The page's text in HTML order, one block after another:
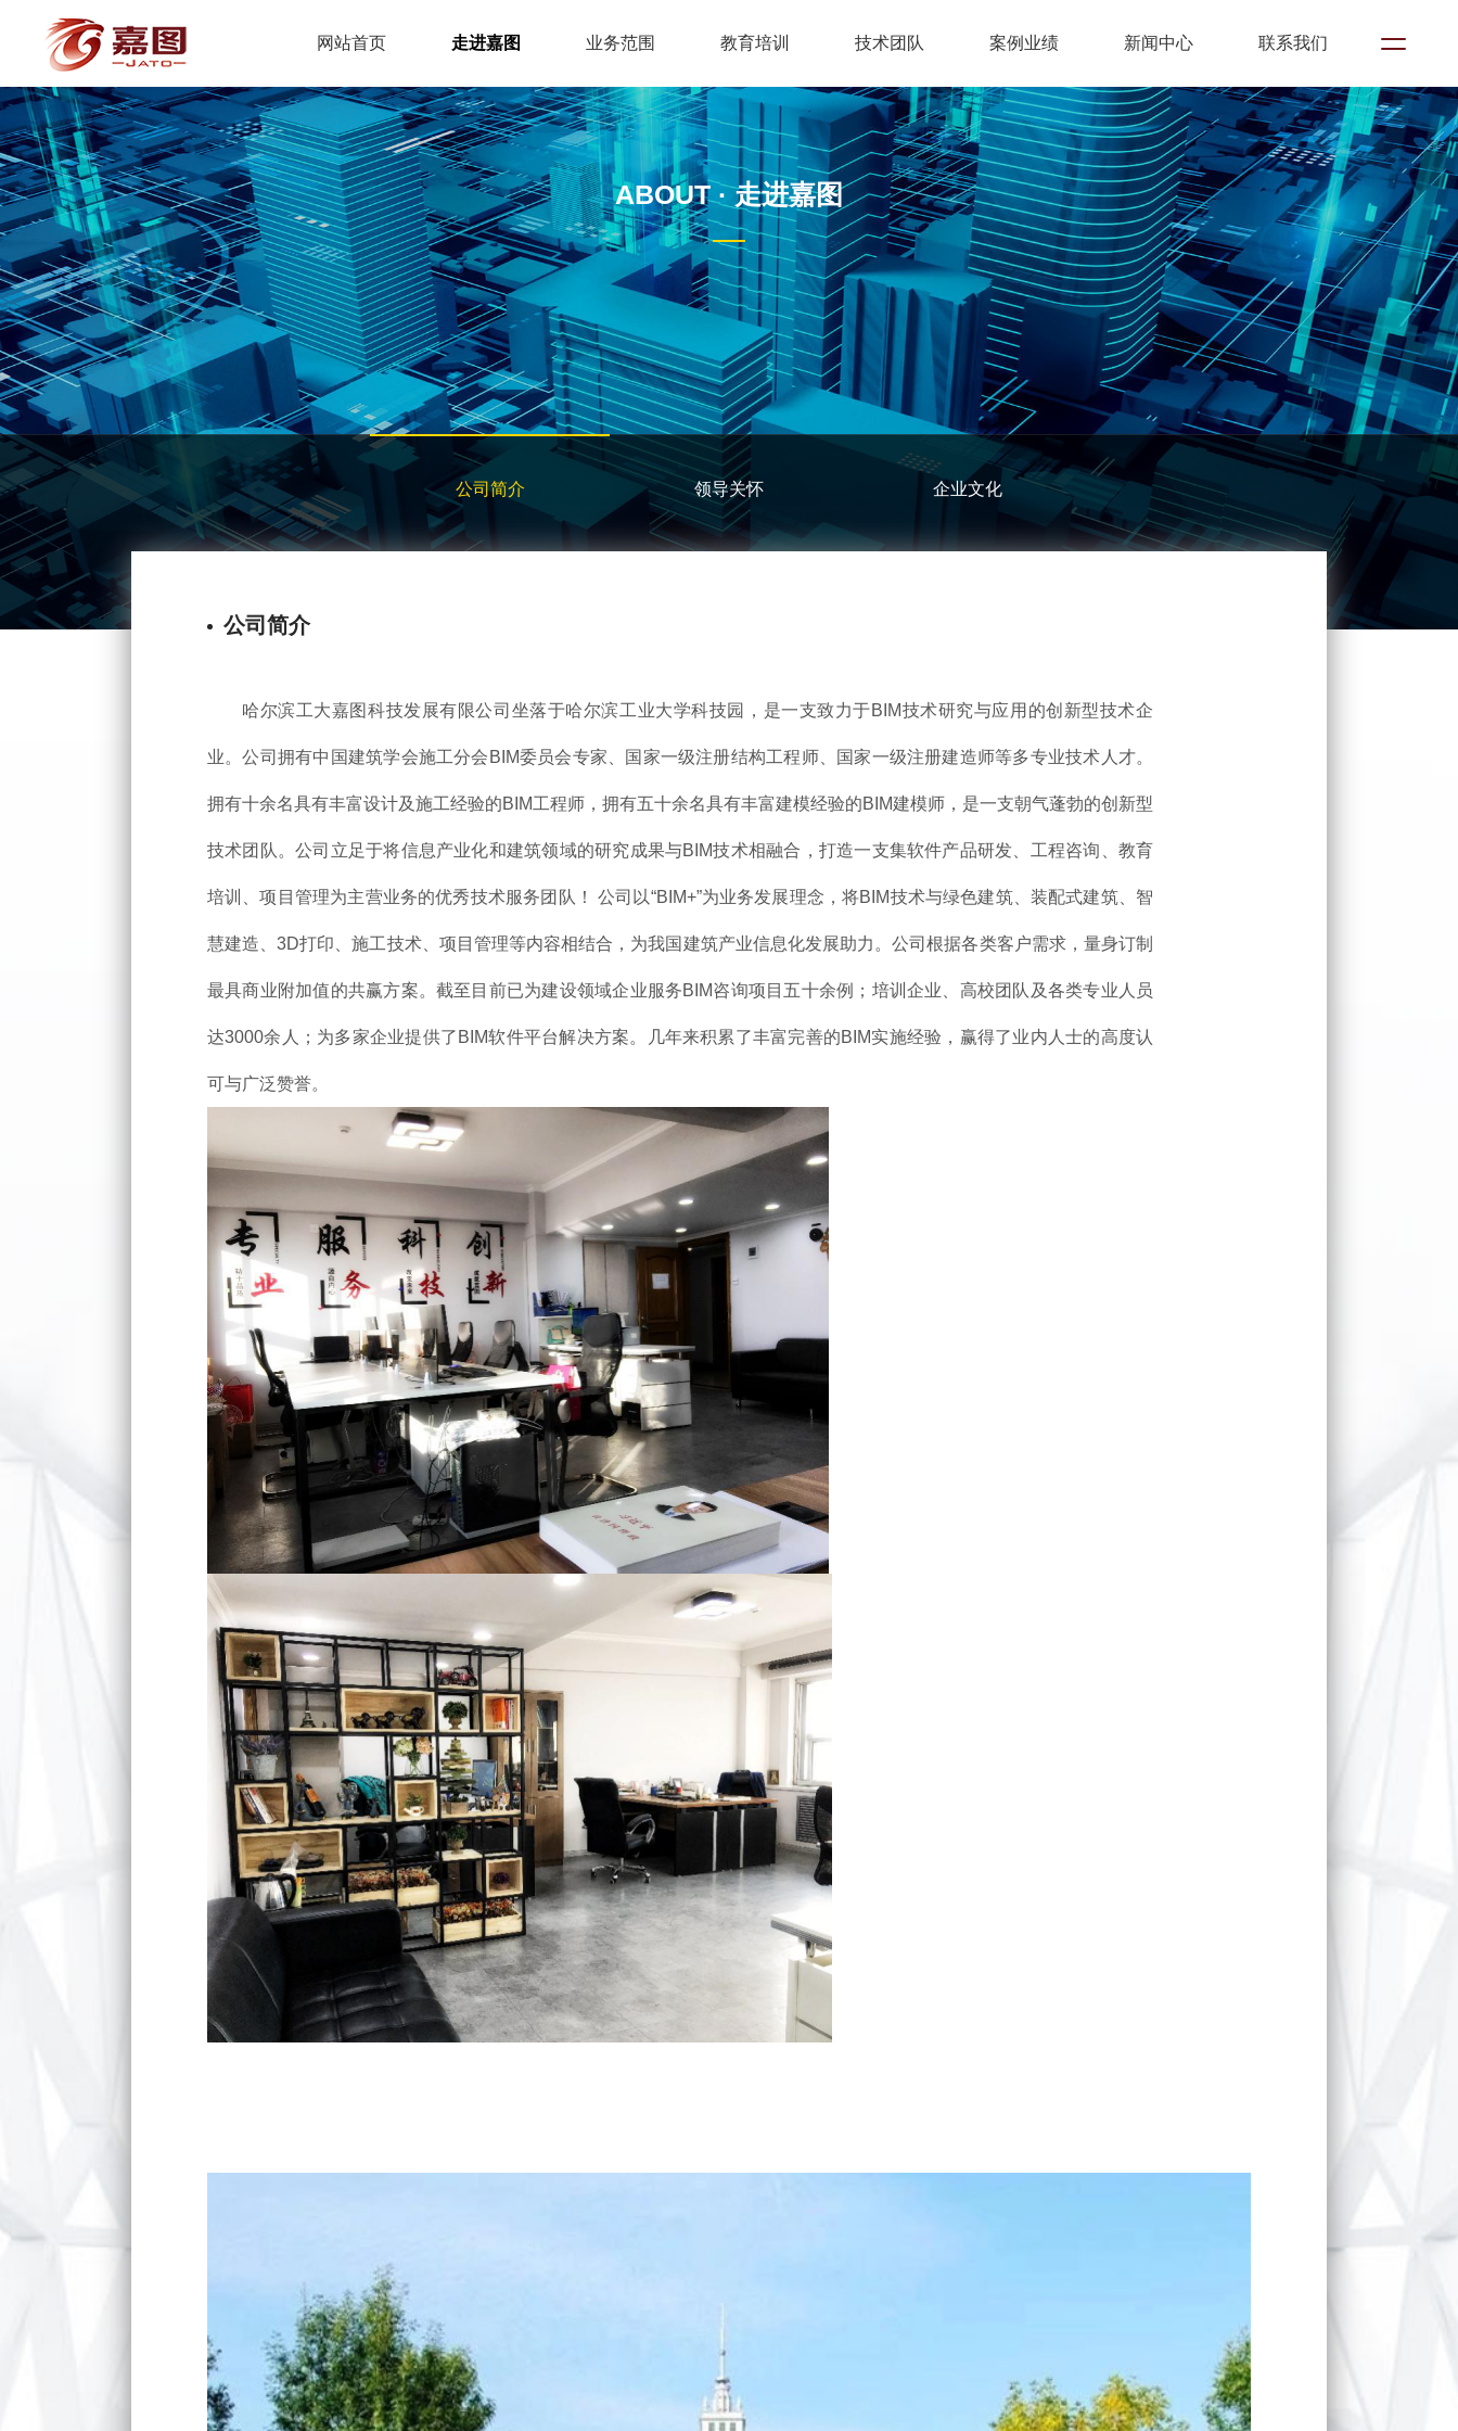
网站首页 走进嘉图
公司简介 领导关怀 企业文化
业务范围
BIM模型建立与基本应用 基于BIM的项目解决方案 BIM技术教育与推广 BIM产品平台开发 BIMFILM
教育培训
BIM考试 BIM应试培训课程 企业定制课程 项目实战培训课程 其他培训课程
技术团队
专家顾问 管理团队 技术成员
案例业绩
房建 地铁 道路 桥梁 铁路
新闻中心
嘉图动态 行业资讯
联系我们
联系方式 人才招聘
ABOUT · 走进嘉图
公司简介 领导关怀 企业文化
公司简介
哈尔滨工大嘉图科技发展有限公司坐落于哈尔滨工业大学科技园，是一支致力于BIM技术研究与应用的创新型技术企
业。公司拥有中国建筑学会施工分会BIM委员会专家、国家一级注册结构工程师、国家一级注册建造师等多专业技术人才。
拥有十余名具有丰富设计及施工经验的BIM工程师，拥有五十余名具有丰富建模经验的BIM建模师，是一支朝气蓬勃的创新型
技术团队。公司立足于将信息产业化和建筑领域的研究成果与BIM技术相融合，打造一支集软件产品研发、工程咨询、教育
培训、项目管理为主营业务的优秀技术服务团队！ 公司以“BIM+”为业务发展理念，将BIM技术与绿色建筑、装配式建筑、智
慧建造、3D打印、施工技术、项目管理等内容相结合，为我国建筑产业信息化发展助力。公司根据各类客户需求，量身订制
最具商业附加值的共赢方案。截至目前已为建设领域企业服务BIM咨询项目五十余例；培训企业、高校团队及各类专业人员
达3000余人；为多家企业提供了BIM软件平台解决方案。几年来积累了丰富完善的BIM实施经验，赢得了业内人士的高度认
可与广泛赞誉。